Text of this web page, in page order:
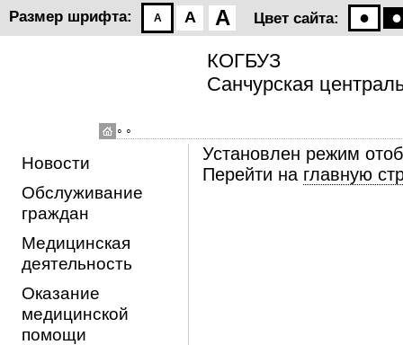
Размер шрифта: A A A Цвет сайта: ● ●
◦ ◦
КОГБУЗ
Санчурская
Новости
Обслуживание
граждан
Медицинская
деятельность
Оказание
медицинской
помощи
Установлен режим
Перейти на главную